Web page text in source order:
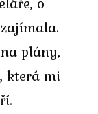
plány,
která mi